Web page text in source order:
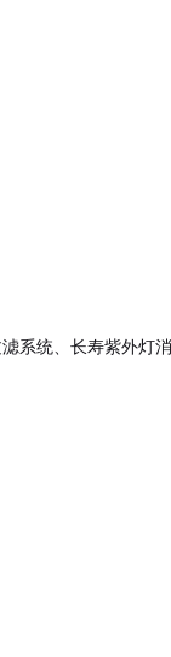
系统、长寿紫外灯